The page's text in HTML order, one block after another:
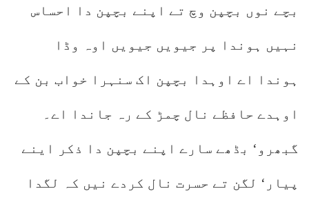
بچے نوں بچپن وچ تے اپنے بچپن دا احساس
نہیں ہوندا پر جیویں جیویں اوہ وڈا
ہوندا اے اوہدا بچپن اک سنہرا خواب بن کے
اوہدے حافظے نال چمڑ کے رہ جاندا اے۔
گبھرو‘ بڈھے سارے اپنے بچپن دا ذکر اینے
پیار‘ لگن تے حسرت نال کردے نیں کہ لگدا